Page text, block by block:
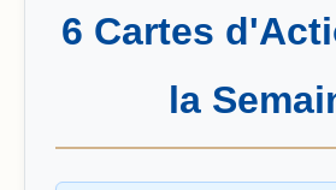
6 Cartes
la